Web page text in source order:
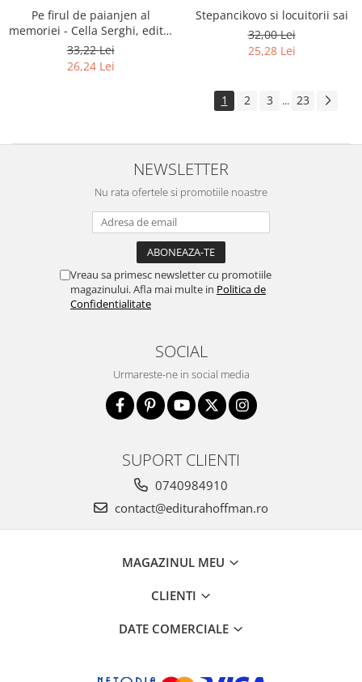
Pe firul de paianjen al
memoriei - Cella Serghi, editia
2020
33,22 Lei
26,24 Lei
Stepancikovo si locuitorii sai
32,00 Lei
25,28 Lei
1 2 3 ... 23
NEWSLETTER
Nu rata ofertele si promotiile noastre
Vreau sa primesc newsletter cu promotiile
magazinului. Afla mai multe in Politica de
Confidentialitate
SOCIAL
Urmareste-ne in social media
SUPORT CLIENTI
0740984910
contact@editurahoffman.ro
MAGAZINUL MEU
CLIENTI
DATE COMERCIALE